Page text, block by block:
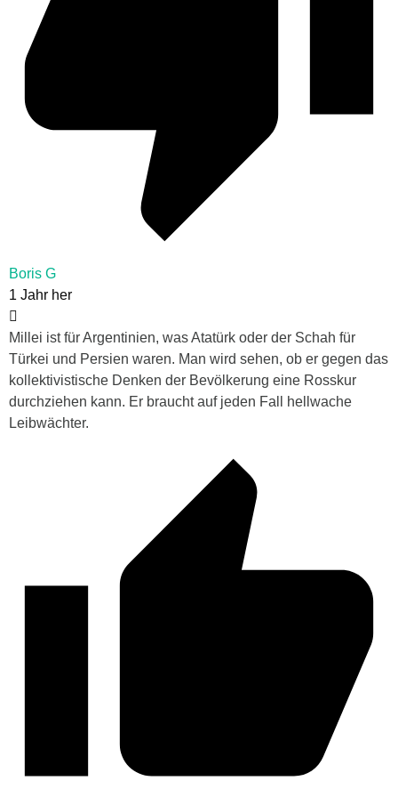
Boris G
1 Jahr her
Millei ist für Argentinien, was Atatürk oder der Schah für
Türkei und Persien waren. Man wird sehen, ob er gegen das
kollektivistische Denken der Bevölkerung eine Rosskur
durchziehen kann. Er braucht auf jeden Fall hellwache
Leibwächter.